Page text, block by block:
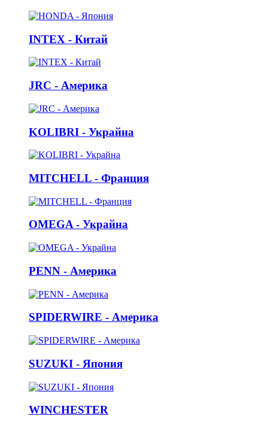
INTEX - Китай
JRC - Америка
KOLIBRI - Украйна
MITCHELL - Франция
OMEGA - Украйна
PENN - Америка
SPIDERWIRE - Америка
SUZUKI - Япония
WINCHESTER